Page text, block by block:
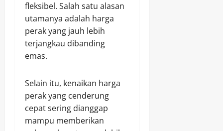
fleksibel. Salah satu alasan
utamanya adalah harga
perak yang jauh lebih
terjangkau dibanding
emas.
Selain itu, kenaikan harga
perak yang cenderung
cepat sering dianggap
mampu memberikan